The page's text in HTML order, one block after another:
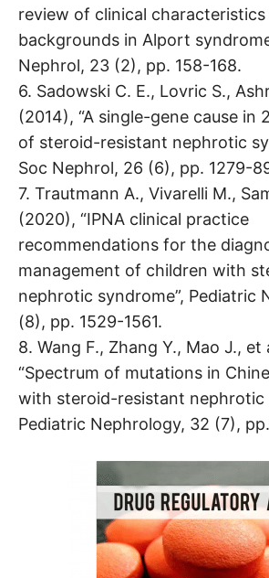
review of clinical
backgrounds in Alport
Nephrol, 23 (2), pp. 158-168.
6. Sadowski C. E., Lovric S.,
(2014), “A single-gene cause in
of steroid-resistant nephrotic
Soc Nephrol, 26 (6), pp. 1279-
7. Trautmann A., Vivarelli M.,
(2020), “IPNA clinical practice
recommendations for the
management of children with
nephrotic syndrome”, Pediatric
(8), pp. 1529-1561.
8. Wang F., Zhang Y., Mao J., et
“Spectrum of mutations in
with steroid-resistant nephrotic
Pediatric Nephrology, 32 (7), pp.